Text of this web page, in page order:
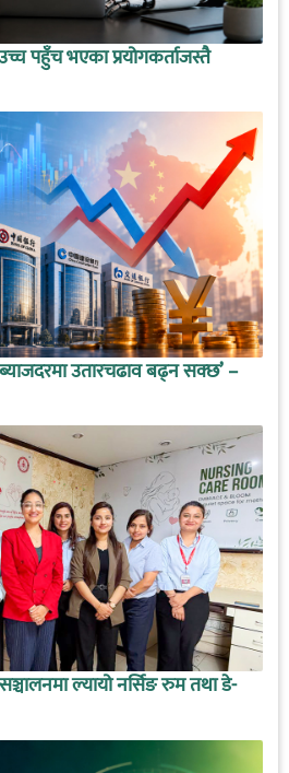
पहुँच भएका प्रयोगकर्ताजस्तै
उतारचढाव बढ्न सक्छ’ –
ल्यायो नर्सिङ रुम तथा डे-